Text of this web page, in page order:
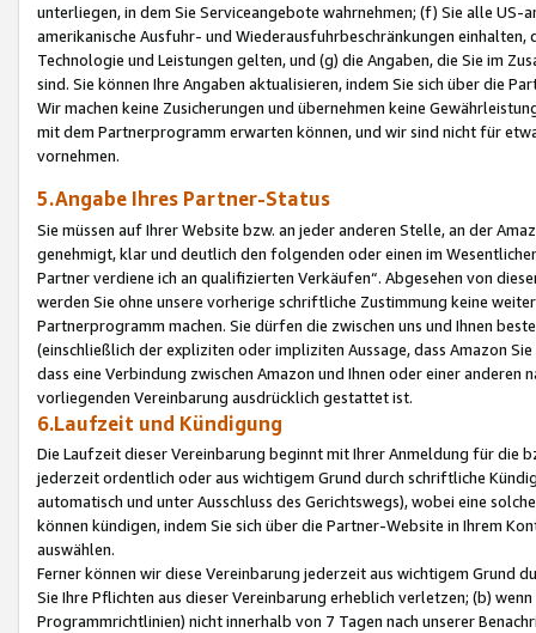
unterliegen, in dem Sie Serviceangebote wahrnehmen; (f) Sie alle
amerikanische Ausfuhr- und Wiederausfuhrbeschränkungen
Technologie und Leistungen gelten, und (g) die Angaben, die Sie im
sind. Sie können Ihre Angaben aktualisieren, indem Sie sich über die
Wir machen keine Zusicherungen und übernehmen keine
mit dem Partnerprogramm erwarten können, und wir sind nicht für
vornehmen.
5.Angabe Ihres Partner-Status
Sie müssen auf Ihrer Website bzw. an jeder anderen Stelle, an der
genehmigt, klar und deutlich den folgenden oder einen im
Partner verdiene ich an qualifizierten Verkäufen“. Abgesehen von
werden Sie ohne unsere vorherige schriftliche Zustimmung keine
Partnerprogramm machen. Sie dürfen die zwischen uns und Ihnen
(einschließlich der expliziten oder impliziten Aussage, dass Amazon
dass eine Verbindung zwischen Amazon und Ihnen oder einer
vorliegenden Vereinbarung ausdrücklich gestattet ist.
6.Laufzeit und Kündigung
Die Laufzeit dieser Vereinbarung beginnt mit Ihrer Anmeldung für die
jederzeit ordentlich oder aus wichtigem Grund durch schriftliche
automatisch und unter Ausschluss des Gerichtswegs), wobei eine
können kündigen, indem Sie sich über die Partner-Website in Ihrem
auswählen.
Ferner können wir diese Vereinbarung jederzeit aus wichtigem Grund
Sie Ihre Pflichten aus dieser Vereinbarung erheblich verletzen; (b)
Programmrichtlinien) nicht innerhalb von 7 Tagen nach unserer